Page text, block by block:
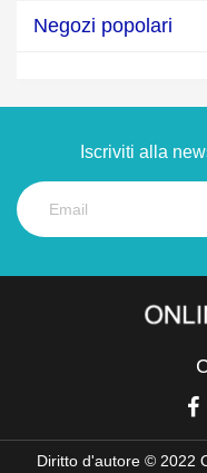
Negozi popolari
Iscriviti alla
Diritto d'autore © 2022